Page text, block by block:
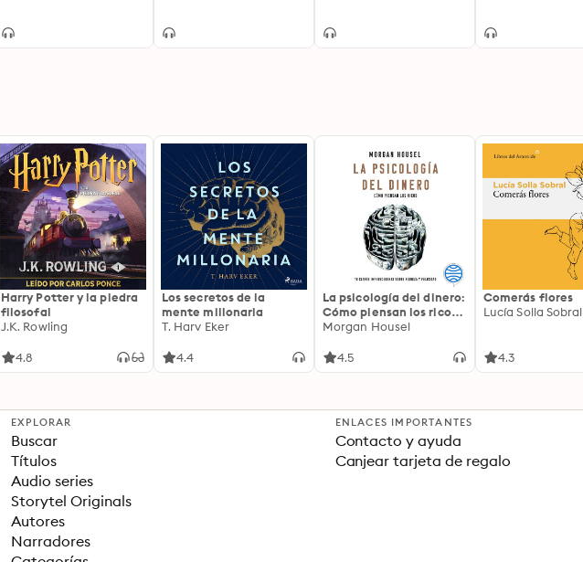
Harry Potter y la piedra
filosofal
J.K. Rowling
4.8
Los secretos de la
mente millonaria
T. Harv Eker
4.4
La psicología del dinero:
Cómo piensan los ricos:
18 claves imperecederas
Morgan Housel
4.5
Comerás flores
Lucía Solla Sobral
4.3
EXPLORAR
Buscar
Títulos
Audio series
Storytel Originals
Autores
Narradores
ENLACES IMPORTANTES
Contacto y ayuda
Canjear tarjeta de regalo